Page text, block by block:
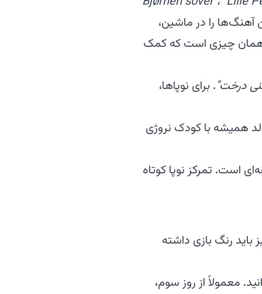
آهنگ‌ها را در ماشین،
همان چیزی است که کمک
. برای نوپاها،
همیشه با کودک نروژی
نروژی در روز، خیلی بهتر از یک جلسه‌ی ۳۰ دقیقه‌ای است. تمرکز نوپا کوتاه
رنگ بازی داشته
معمولاً از روز سوم،